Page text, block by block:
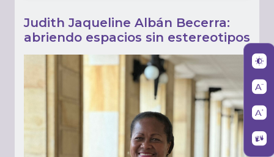
Judith Jaqueline Albán Becerra:
abriendo espacios sin estereotipos